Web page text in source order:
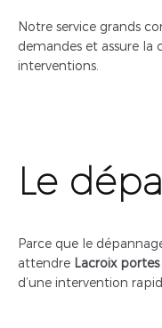
Notre service grands
demandes et assure la
interventions.
Le
Parce que le
attendre Lacroix
d’une intervention